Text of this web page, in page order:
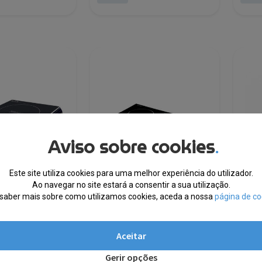
Royalty Line RL-DIP4000.2
EM STOCK EM
Aviso sobre cookies.
Este site utiliza cookies para uma melhor experiência do utilizador.
Ao navegar no site estará a consentir a sua utilização.
mais sobre como utilizamos cookies, aceda a nossa página de
Aceitar
Gerir opções